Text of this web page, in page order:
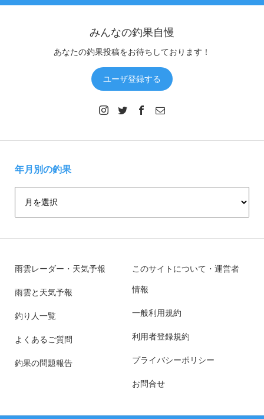
みんなの釣果自慢
あなたの釣果投稿をお待ちしております！
ユーザ登録する
年月別の釣果
雨雲レーダー・天気予報
雨雲と天気予報
釣り人一覧
よくあるご質問
釣果の問題報告
このサイトについて・運営者
情報
一般利用規約
利用者登録規約
プライバシーポリシー
お問合せ